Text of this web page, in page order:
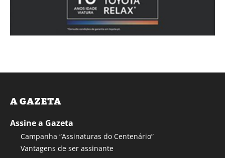
A GAZETA
Assine a Gazeta
Campanha “Assinaturas do Centenário”
Vantagens de ser assinante